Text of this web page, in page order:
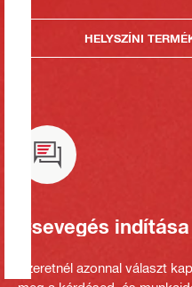
HELYSZÍNI
Csevegés indítása
Szeretnél azonnal választ